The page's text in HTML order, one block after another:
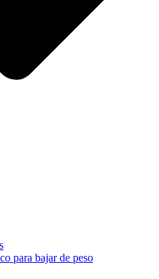
para bajar de peso